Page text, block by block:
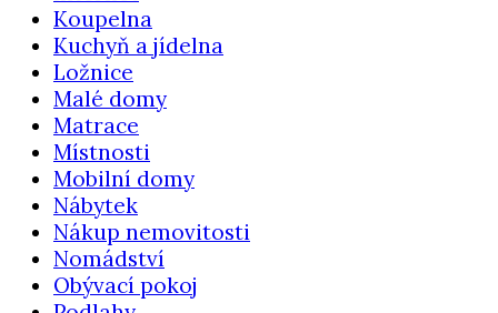
Koupelna
Kuchyň a jídelna
Ložnice
Malé domy
Matrace
Místnosti
Mobilní domy
Nábytek
Nákup nemovitosti
Nomádství
Obývací pokoj